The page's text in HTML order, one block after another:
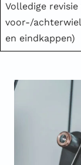
Volledige revisie
voor-/
en eindkappen)